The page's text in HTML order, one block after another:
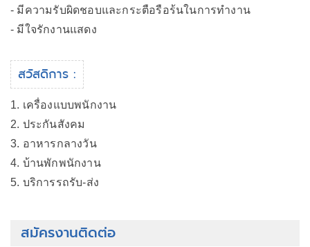
- มีความรับผิดชอบและกระตือรือร้นในการทำงาน
- มีใจรักงานแสดง
สวัสดิการ :
1. เครื่องแบบพนักงาน
2. ประกันสังคม
3. อาหารกลางวัน
4. บ้านพักพนักงาน
5. บริการรถรับ-ส่ง
สมัครงานติดต่อ